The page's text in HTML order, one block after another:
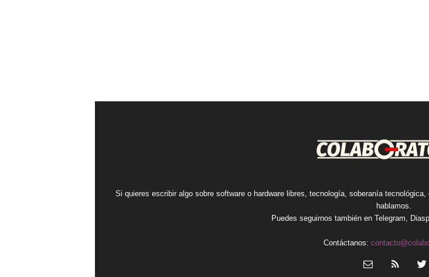
Si quieres escribir algo sobre software o hardware libres, tecnología, soberanía
hablamos.
Puedes seguirnos también en Telegram,
Contáctanos: